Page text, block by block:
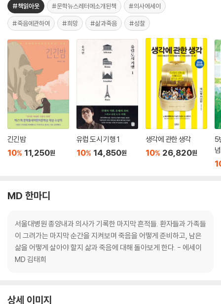
#책읽아웃 #문학뉴스레터에소개된책 #의사에세이
#죽음에관하여 #희망 #삶과죽음 #성찰
긴긴밤
10% 11,250원
유럽 도시 기행 1
10% 14,850원
생각에 관한 생각
10% 26,820원
5
MD 한마디
서울대병원 종양내과 의사가 기록한 마지막 흔적들. 환자들과 가족들
이 그려가는 마지막 순간을 지켜보며 죽음을 어떻게 준비하고, 남은
삶을 어떻게 살아야 할지 삶과 죽음에 대해 돌아보게 한다. - 에세이
MD 김태희
상세 이미지